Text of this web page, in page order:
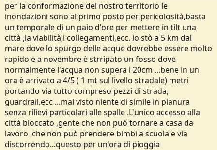
per la conformazione del nostro territorio le
inondazioni sono al primo posto per pericolosità,basta
un temporale di un paio d'ore per mettere in tilt una
città ,la viabilità,i collegamenti,ecc. io stò a 5 km dal
mare dove lo spurgo delle acque dovrebbe essere molto
rapido e a novembre è strripato un fosso dove
normalmente l'acqua non supera i 20cm ...bene in un
ora è arrivato a 4/5 ( 1 mt sul livello stradale) metri
portando via tutto compreso pezzi di strada,
guardrail,ecc ...mai visto niente di simile in pianura
senza rilievi particolari alle spalle .L'unico accesso alla
città bloccato ,gente che non può tornare a casa da
lavoro ,che non può prendere bimbi a scuola e via
discorrendo...questo per un'ora di pioggia